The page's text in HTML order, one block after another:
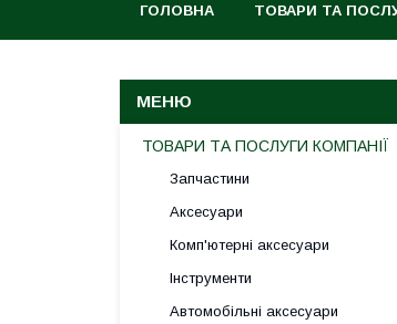
ГОЛОВНА ТОВАРИ ТА
ТОВАРИ ТА ПОСЛУГИ КОМПАНІЇ
Запчастини
Аксесуари
Комп'ютерні аксесуари
Інструменти
Автомобільні аксесуари